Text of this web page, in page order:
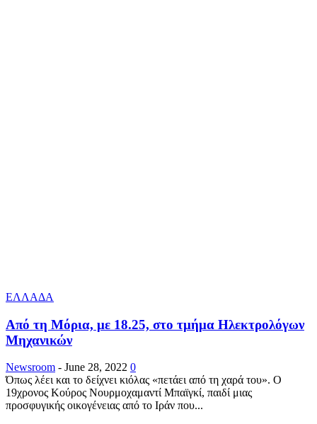
ΕΛΛΑΔΑ
Από τη Μόρια, με 18.25, στο τμήμα Ηλεκτρολόγων
Μηχανικών
Newsroom - June 28, 2022 0
Όπως λέει και το δείχνει κιόλας «πετάει από τη χαρά του». Ο
19χρονος Κούρος Νουρμοχαμαντί Μπαϊγκί, παιδί μιας
προσφυγικής οικογένειας από το Ιράν που...